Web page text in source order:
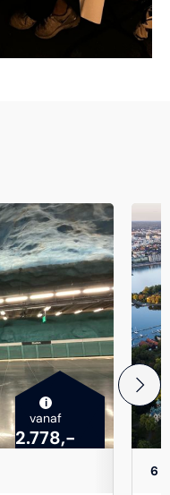
i
vanaf
2.778,-
6